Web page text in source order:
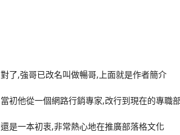
對了,強哥已改名叫做暢哥,上面就是作者簡介
當初他從一個網路行銷專家,改行到現在的專職
還是一本初衷,非常熱心地在推廣部落格文化